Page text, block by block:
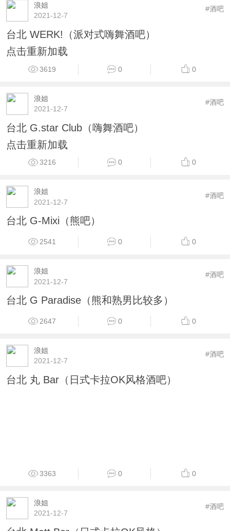
浪姐
2021-12-7
#酒吧
台北 WERK!（派对式嗨舞酒吧）
点击重新加载
3619 0 0
浪姐
2021-12-7
#酒吧
台北 G.star Club（嗨舞酒吧）
点击重新加载
3216 0 0
浪姐
2021-12-7
#酒吧
台北 G-Mixi（熊吧）
2541 0 0
浪姐
2021-12-7
#酒吧
台北 G Paradise（熊和熟男比较多）
2647 0 0
浪姐
2021-12-7
#酒吧
台北 丸 Bar（日式卡拉OK风格酒吧）
3363 0 0
浪姐
2021-12-7
#酒吧